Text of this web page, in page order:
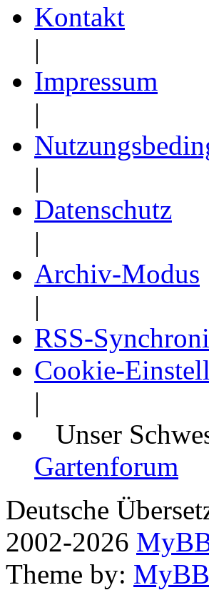
Kontakt
|
Impressum
|
|
Datenschutz
|
Archiv-Modus
|
RSS-
Cookie-
|
Unser
Gartenforum
Deutsche
2002-2026
Theme by: